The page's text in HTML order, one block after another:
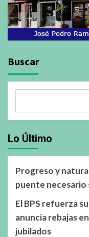
Buscar
Lo Último
Progreso y
puente necesario
El BPS refuerza
anuncia rebajas
jubilados